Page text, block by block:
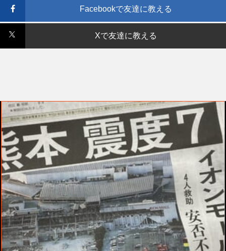
Facebookで友達に教える
Xで友達に教える